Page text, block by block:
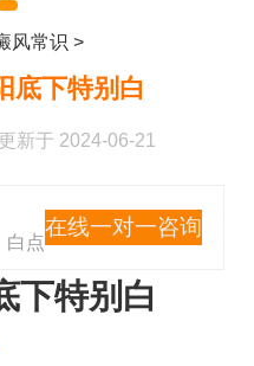
风常识 >
底下特别白
更新于 2024-06-21
白点
在线一对一咨询
下特别白